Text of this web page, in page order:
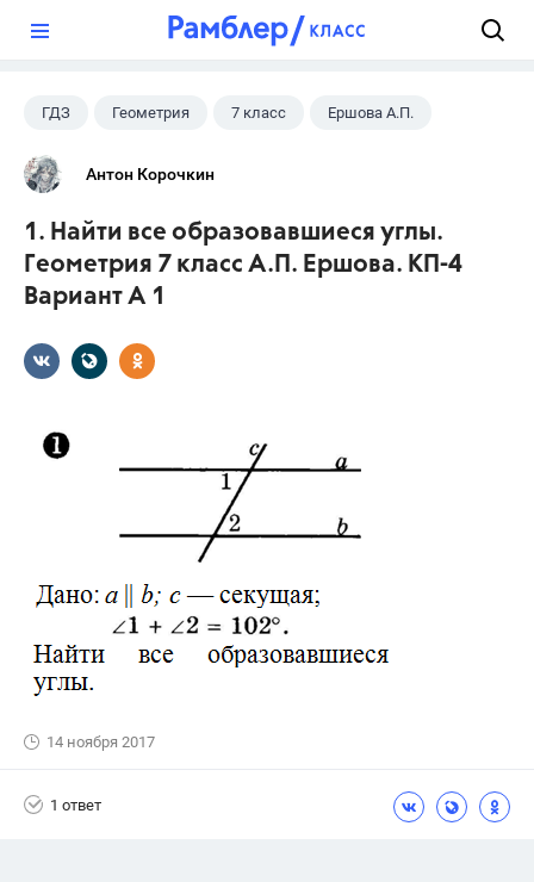
ГДЗ Геометрия 7 класс Ершова А.П.
Антон Корочкин
1. Найти все образовавшиеся углы.
Геометрия 7 класс А.П. Ершова. КП-4
Вариант А 1
14 ноября 2017
1 ответ